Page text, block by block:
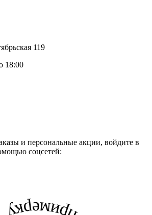
119
18:00
и персональные акции, войдите в
соцсетей: